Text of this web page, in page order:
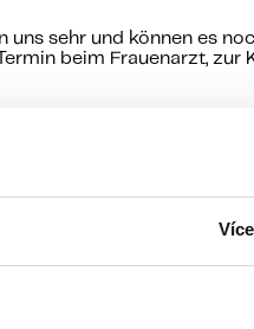
sehr und können es
beim Frauenarzt,